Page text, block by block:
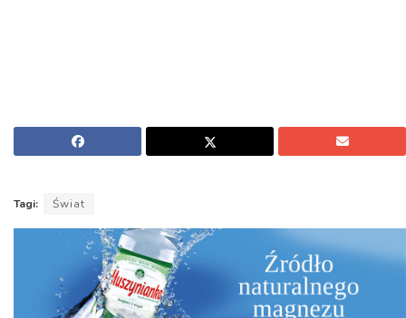
Tagi: Świat